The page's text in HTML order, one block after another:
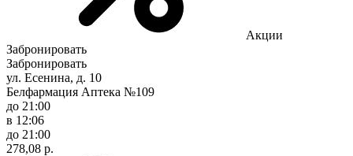
Акции
Забронировать
Забронировать
ул. Есенина, д. 10
Белфармация Аптека №109
до 21:00
в 12:06
до 21:00
278,08 р.